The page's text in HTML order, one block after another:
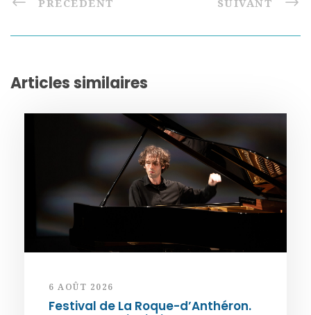
Articles similaires
6 AOÛT 2026
Festival de La Roque-d’Anthéron.